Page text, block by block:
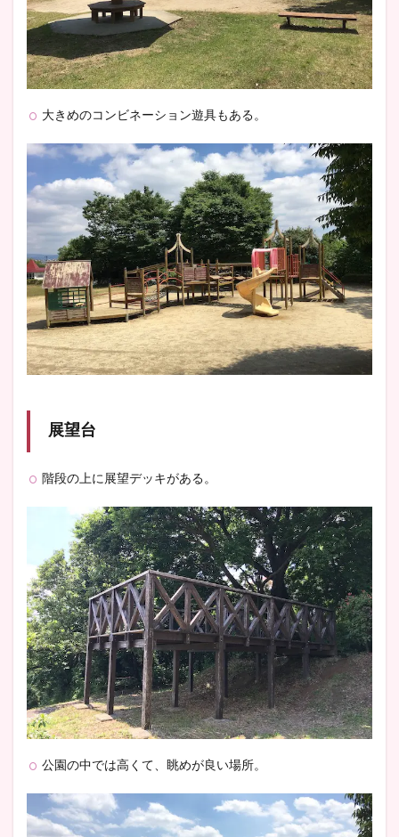
大きめのコンビネーション遊具もある。
展望台
階段の上に展望デッキがある。
公園の中では高くて、眺めが良い場所。